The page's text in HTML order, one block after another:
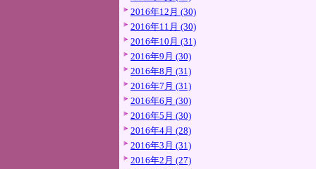
2016年12月 (30)
2016年11月 (30)
2016年10月 (31)
2016年9月 (30)
2016年8月 (31)
2016年7月 (31)
2016年6月 (30)
2016年5月 (30)
2016年4月 (28)
2016年3月 (31)
2016年2月 (27)